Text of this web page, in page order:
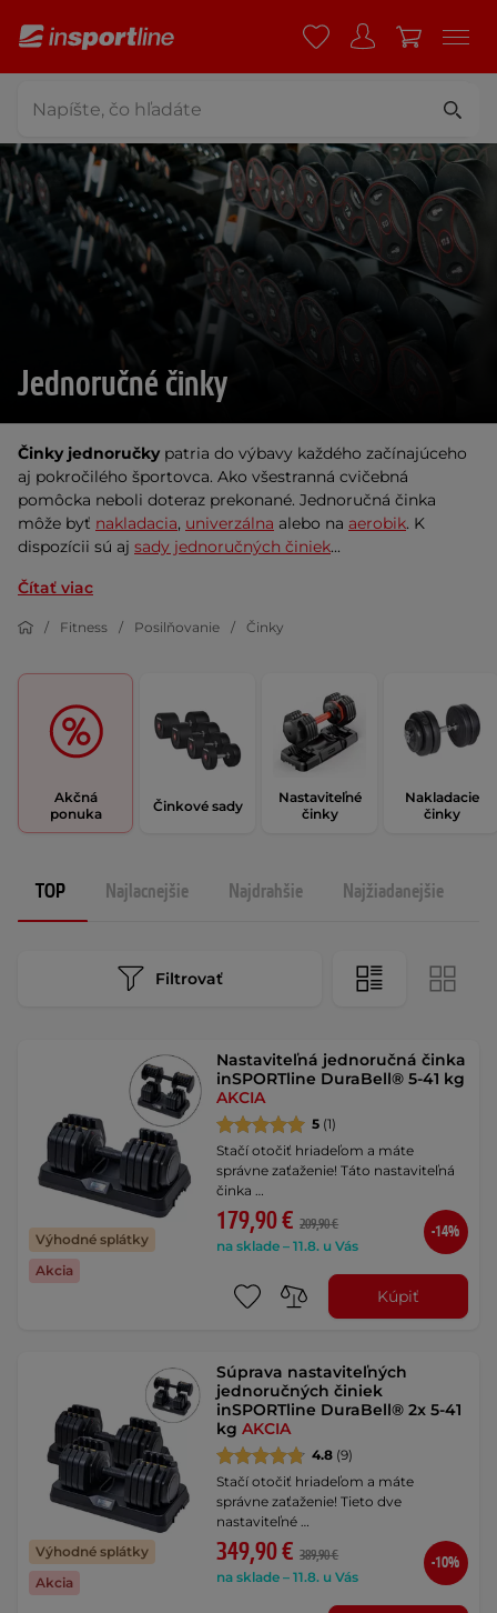
Jednoručné činky
Činky jednoručkypatria do výbavy každého začínajúceho
aj pokročilého športovca. Ako všestranná cvičebná
pomôcka neboli doteraz prekonané. Jednoručná činka
môže byť nakladacia, univerzálna alebo na aerobik. K
dispozícii sú aj sady jednoručných činiek...
Čítať viac
Fitness Posilňovanie Činky
Akčná
ponuka
Činkové sady
Nastaviteľné
činky
Nakladacie
činky
TOP Najlacnejšie Najdrahšie Najžiadanejšie
Filtrovať
Výhodné splátky
Akcia
Nastaviteľná jednoručná činka
inSPORTline DuraBell® 5-41 kg
AKCIA
5 (1)
Stačí otočiť hriadeľom a máte
správne zaťaženie! Táto nastaviteľná
činka …
179,90 € 209,90 €
na sklade – 11.8. u Vás
-14%
Kúpiť
Výhodné splátky
Akcia
Súprava nastaviteľných
jednoručných činiek
inSPORTline DuraBell® 2x 5-41
kgAKCIA
4.8 (9)
Stačí otočiť hriadeľom a máte
správne zaťaženie! Tieto dve
nastaviteľné …
349,90 € 389,90 €
na sklade – 11.8. u Vás
-10%